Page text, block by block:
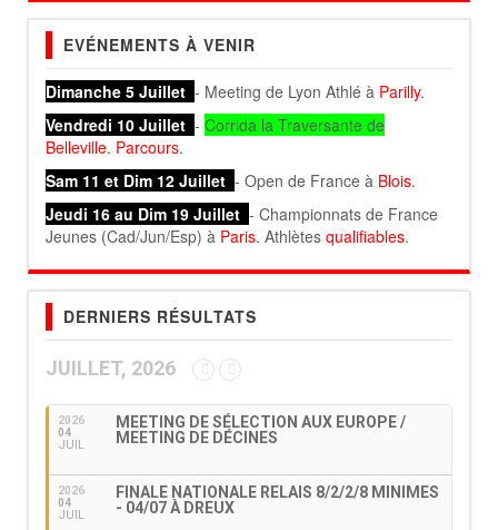
EVÉNEMENTS À VENIR
Dimanche 5 Juillet - Meeting de Lyon Athlé à Parilly.
Vendredi 10 Juillet - Corrida la Traversante de
Belleville. Parcours.
Sam 11 et Dim 12 Juillet - Open de France à Blois.
Jeudi 16 au Dim 19 Juillet - Championnats de France
Jeunes (Cad/Jun/Esp) à Paris. Athlètes qualifiables.
DERNIERS RÉSULTATS
JUILLET, 2026
2026
04
JUIL
MEETING DE SÉLECTION AUX EUROPE /
MEETING DE DÉCINES
2026
04
JUIL
FINALE NATIONALE RELAIS 8/2/2/8 MINIMES
- 04/07 À DREUX